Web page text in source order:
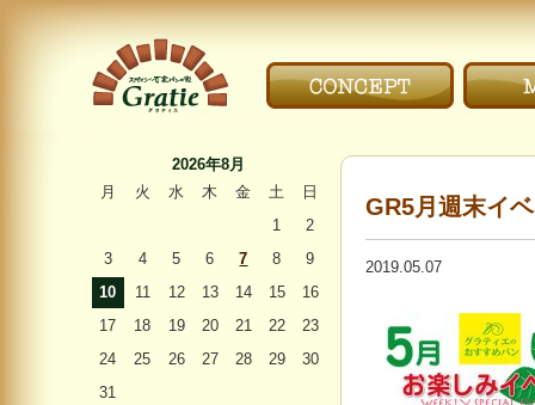
ティエ
GR5月週末イ
2019.05.07
2026年8月
月
火 水 木 金 土 日
1
2
3
4 5 6 7 8
9
10
11 12 13 14 15
16
17
18 19 20 21 22
23
24
25 26 27 28 29
30
31